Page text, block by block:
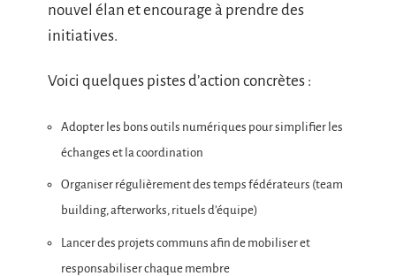
nouvel élan et encourage à prendre des
initiatives.
Voici quelques pistes d’action concrètes :
Adopter les bons outils numériques pour simplifier les
échanges et la coordination
Organiser régulièrement des temps fédérateurs (team
building, afterworks, rituels d’équipe)
Lancer des projets communs afin de mobiliser et
responsabiliser chaque membre